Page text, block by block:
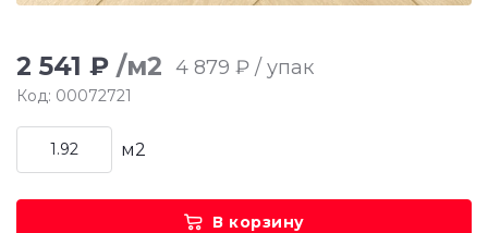
2 541 ₽ /м2 4 879 ₽ / упак
Код: 00072721
м2
В корзину